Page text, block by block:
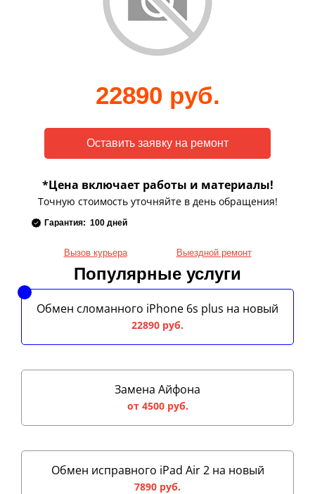
22890 руб.
*Цена включает работы и материалы!
Точную стоимость уточняйте в день обращения!
Гарантия: 100 дней
Вызов курьера Выездной ремонт
Популярные услуги
Обмен сломанного iPhone 6s plus на новый
22890 руб.
Замена Айфона
от 4500 руб.
Обмен исправного iPad Air 2 на новый
7890 руб.